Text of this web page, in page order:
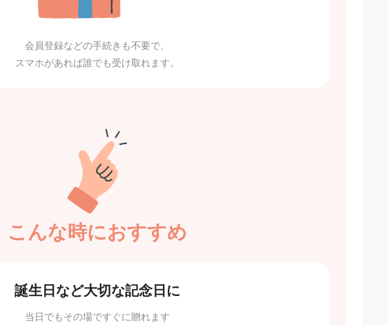
会員登録などの手続きも不要で、
スマホがあれば誰でも受け取れます。
こんな時におすすめ
誕生日など大切な記念日に
当日でもその場ですぐに贈れます